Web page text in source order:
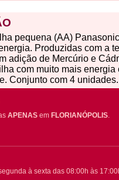
pequena (AA)
Produzidas com a
adição de Mercúrio e
com muito mais energia
Conjunto com 4 unidades.
APENAS em FLORIANÓPOLIS.
à sexta das 08:00h às